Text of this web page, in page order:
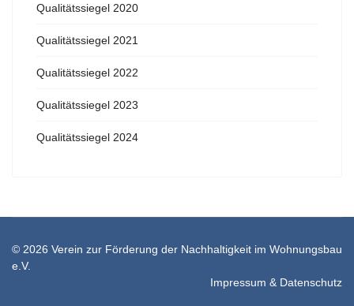
Qualitätssiegel 2020
Qualitätssiegel 2021
Qualitätssiegel 2022
Qualitätssiegel 2023
Qualitätssiegel 2024
© 2026 Verein zur Förderung der Nachhaltigkeit im Wohnungsbau
e.V.
Impressum & Datenschutz